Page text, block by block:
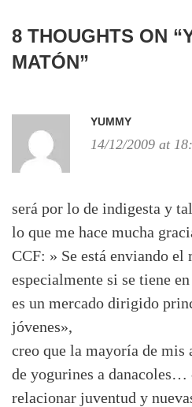
8 THOUGHTS ON “
MATÓN”
YUMMY
14/12/2009 at
será por lo de indigesta y
lo que me hace mucha
CCF: » Se está enviando el
especialmente si se tiene
es un mercado dirigido
jóvenes»,
creo que la mayoría de mis
de yogurines a danacoles…
relacionar juventud y